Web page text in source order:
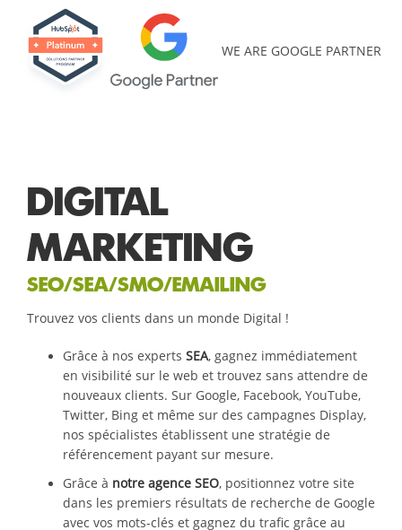
WE ARE GOOGLE PARTNER
DIGITAL
MARKETING
SEO/SEA/SMO/EMAILING
Trouvez vos clients dans un monde Digital !
Grâce à nos experts SEA, gagnez immédiatement
en visibilité sur le web et trouvez sans attendre de
nouveaux clients. Sur Google, Facebook, YouTube,
Twitter, Bing et même sur des campagnes Display,
nos spécialistes établissent une stratégie de
référencement payant sur mesure.
Grâce à notre agence SEO, positionnez votre site
dans les premiers résultats de recherche de Google
avec vos mots-clés et gagnez du trafic grâce au